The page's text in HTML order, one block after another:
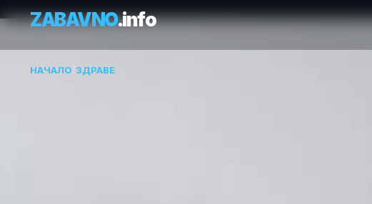
ZABAVNO.info
НАЧАЛО ЗДРАВЕ